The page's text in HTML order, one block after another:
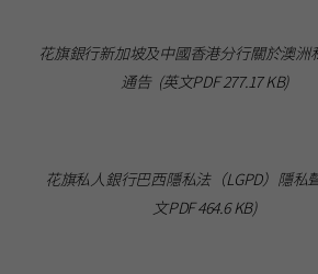
花旗銀行新加坡及中國香港分行關於澳洲
通告 (英文PDF277.17 KB)
花旗私人銀行巴西隱私法（LGPD）隱私
文PDF464.6 KB)